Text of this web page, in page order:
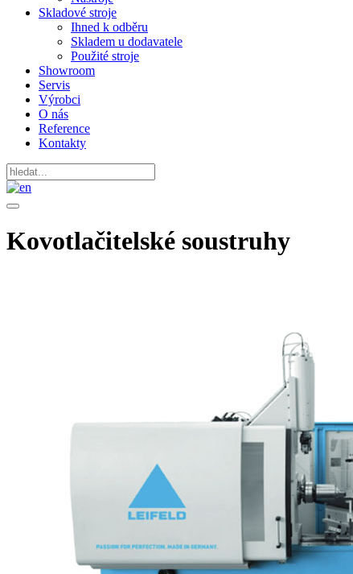
Skladové stroje
Ihned k odběru
Skladem u dodavatele
Použité stroje
Showroom
Servis
Výrobci
O nás
Reference
Kontakty
Kovotlačitelské soustruhy